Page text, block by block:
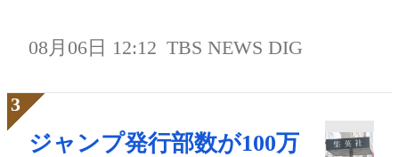
08月06日 12:12 TBS NEWS DIG
ジャンプ発行部数が100万